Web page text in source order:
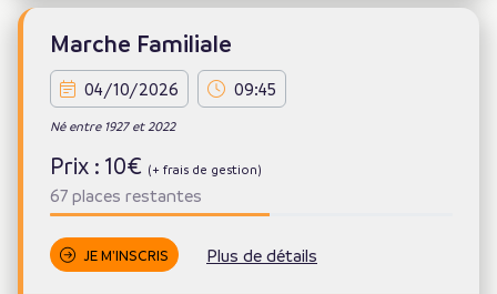
Marche Familiale
04/10/2026 09:45
Né entre 1927 et 2022
Prix : 10€ (+ frais de gestion)
67 places restantes
JE M'INSCRIS Plus de détails